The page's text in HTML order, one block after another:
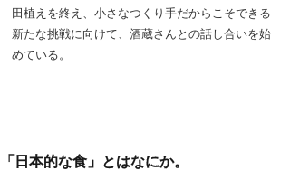
田植えを終え、小さなつくり手だからこそできる
新たな挑戦に向けて、酒蔵さんとの話し合いを始
めている。
「日本的な食」とはなにか。